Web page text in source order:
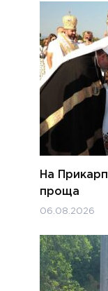
На
проща
06.08.2026